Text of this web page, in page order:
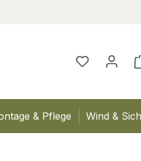
& Pflege Wind &